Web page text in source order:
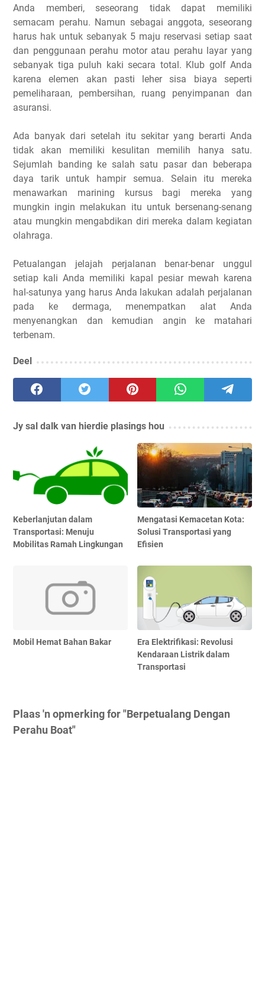
Anda memberi, seseorang tidak dapat memiliki
semacam perahu. Namun sebagai anggota, seseorang
harus hak untuk sebanyak 5 maju reservasi setiap saat
dan penggunaan perahu motor atau perahu layar yang
sebanyak tiga puluh kaki secara total. Klub golf Anda
karena elemen akan pasti leher sisa biaya seperti
pemeliharaan, pembersihan, ruang penyimpanan dan
asuransi.
Ada banyak dari setelah itu sekitar yang berarti Anda
tidak akan memiliki kesulitan memilih hanya satu.
Sejumlah banding ke salah satu pasar dan beberapa
daya tarik untuk hampir semua. Selain itu mereka
menawarkan marining kursus bagi mereka yang
mungkin ingin melakukan itu untuk bersenang-senang
atau mungkin mengabdikan diri mereka dalam kegiatan
olahraga.
Petualangan jelajah perjalanan benar-benar unggul
setiap kali Anda memiliki kapal pesiar mewah karena
hal-satunya yang harus Anda lakukan adalah perjalanan
pada ke dermaga, menempatkan alat Anda
menyenangkan dan kemudian angin ke matahari
terbenam.
Deel
Jy sal dalk van hierdie plasings hou
Keberlanjutan dalam
Transportasi: Menuju
Mobilitas Ramah Lingkungan
Mengatasi Kemacetan Kota:
Solusi Transportasi yang
Efisien
Mobil Hemat Bahan Bakar
Era Elektrifikasi: Revolusi
Kendaraan Listrik dalam
Transportasi
Plaas 'n opmerking for "Berpetualang Dengan
Perahu Boat"